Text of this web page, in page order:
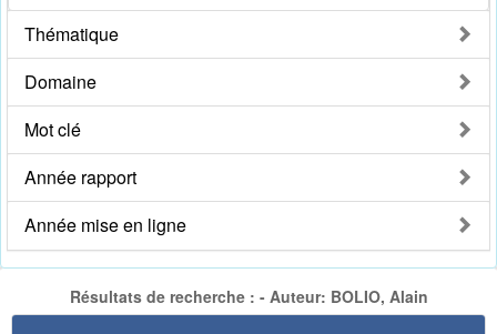
Thématique
Domaine
Mot clé
Année rapport
Année mise en ligne
Résultats de recherche : - Auteur: BOLIO, Alain